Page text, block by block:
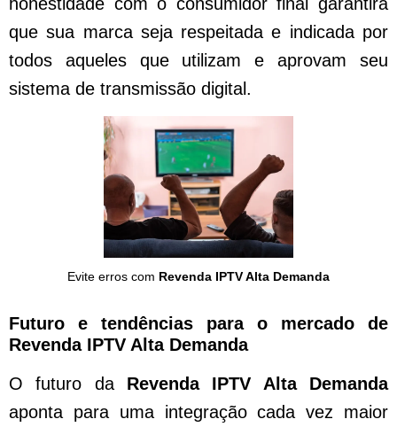
que sua marca seja respeitada e indicada por
todos aqueles que utilizam e aprovam seu
sistema de transmissão digital.
Evite erros com Revenda IPTV Alta Demanda
Futuro e tendências para o mercado de
Revenda IPTV Alta Demanda
O futuro da Revenda IPTV Alta Demanda
aponta para uma integração cada vez maior